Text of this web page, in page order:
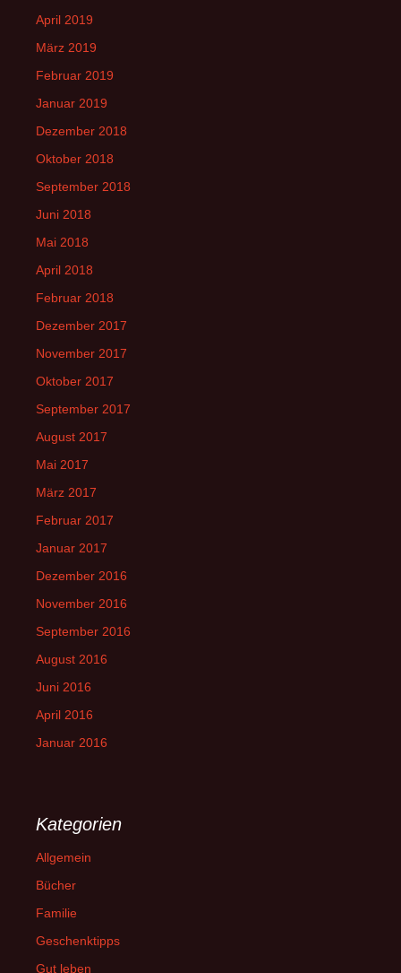
April 2019
März 2019
Februar 2019
Januar 2019
Dezember 2018
Oktober 2018
September 2018
Juni 2018
Mai 2018
April 2018
Februar 2018
Dezember 2017
November 2017
Oktober 2017
September 2017
August 2017
Mai 2017
März 2017
Februar 2017
Januar 2017
Dezember 2016
November 2016
September 2016
August 2016
Juni 2016
April 2016
Januar 2016
Kategorien
Allgemein
Bücher
Familie
Geschenktipps
Gut leben